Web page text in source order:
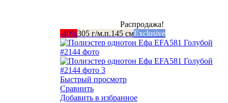
Распродажа!
-40%305 г/м.п.145 смExclusive
Быстрый просмотр
Сравнить
Добавить в избранное